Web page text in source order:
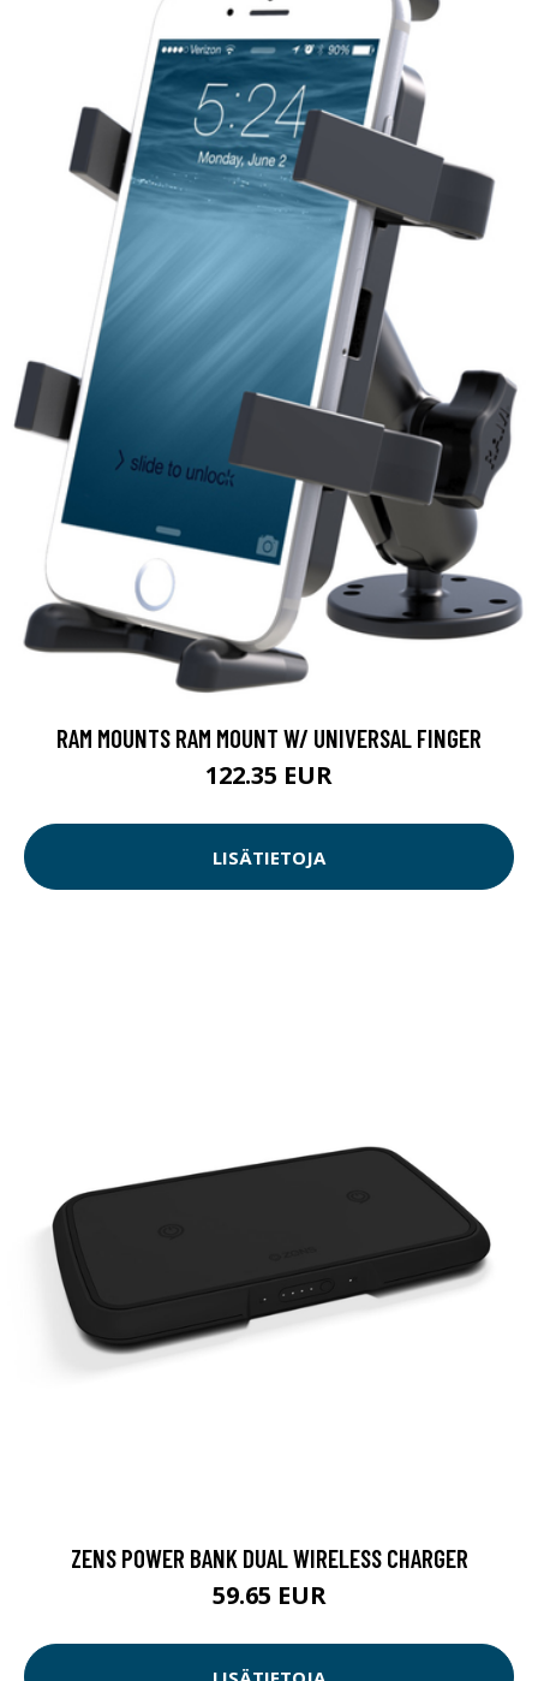
RAM MOUNTS RAM MOUNT W/ UNIVERSAL FINGER
122.35 EUR
LISÄTIETOJA
ZENS POWER BANK DUAL WIRELESS CHARGER
59.65 EUR